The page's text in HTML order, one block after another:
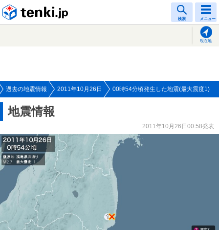
検索 メニュー
現在地
過去の地震情報 2011年10月26日 00時54分頃発生した地震(最大震度1)
地震情報
2011年10月26日00:58発表